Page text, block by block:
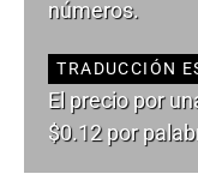
números.
TRADUCCIÓN
El precio por
$0.12 por